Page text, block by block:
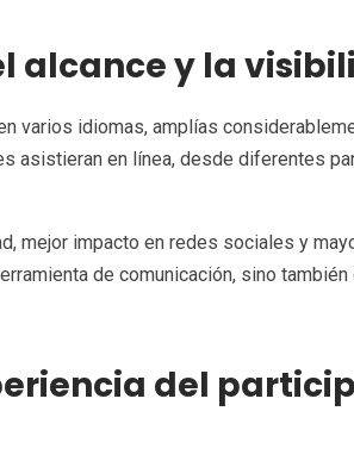
alcance y la
varios idiomas, amplías
asistieran en línea, desde diferentes
mejor impacto en redes sociales y
de comunicación, sino
del